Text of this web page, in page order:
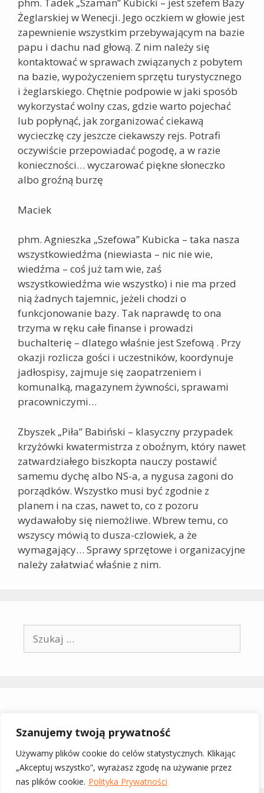
Szanujemy twoją prywatność
Używamy plików cookie do celów statystycznych. Klikając
„Akceptuj wszystko”, wyrażasz zgodę na używanie przez
nas plików cookie. Polityka Prywatności
Żeglarskiej w Wenecji. Jego oczkiem w głowie jest
zapewnienie wszystkim przebywającym na bazie
papu i dachu nad głową. Z nim należy się
kontaktować w sprawach związanych z pobytem
na bazie, wypożyczeniem sprzętu turystycznego
i żeglarskiego. Chętnie podpowie w jaki sposób
wykorzystać wolny czas, gdzie warto pojechać
lub popłynąć, jak zorganizować ciekawą
wycieczkę czy jeszcze ciekawszy rejs. Potrafi
oczywiście przepowiadać pogodę, a w razie
konieczności… wyczarować piękne słoneczko
albo groźną burzę
Maciek
phm. Agnieszka „Szefowa” Kubicka – taka nasza
wszystkowiedźma (niewiasta – nic nie wie,
wiedźma – coś już tam wie, zaś
wszystkowiedźma wie wszystko) i nie ma przed
nią żadnych tajemnic, jeżeli chodzi o
funkcjonowanie bazy. Tak naprawdę to ona
trzyma w ręku całe finanse i prowadzi
buchalterię – dlatego właśnie jest Szefową . Przy
okazji rozlicza gości i uczestników, koordynuje
jadłospisy, zajmuje się zaopatrzeniem i
komunalką, magazynem żywności, sprawami
pracowniczymi…
Zbyszek „Piła” Babiński – klasyczny przypadek
krzyżówki kwatermistrza z oboźnym, który nawet
zatwardziałego biszkopta nauczy postawić
samemu dychę albo NS-a, a nygusa zagoni do
porządków. Wszystko musi być zgodnie z
planem i na czas, nawet to, co z pozoru
wydawałoby się niemożliwe. Wbrew temu, co
wszyscy mówią to dusza-czlowiek, a że
wymagający… Sprawy sprzętowe i organizacyjne
należy załatwiać właśnie z nim.
grudzień 2025